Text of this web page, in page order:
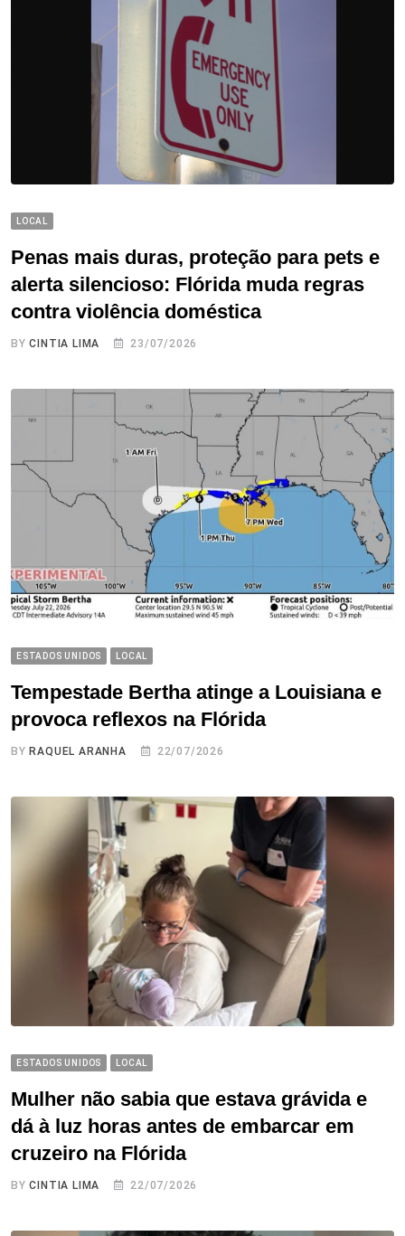
LOCAL
Penas mais duras, proteção para pets e
alerta silencioso: Flórida muda regras
contra violência doméstica
BYCINTIA LIMA 23/07/2026
ESTADOS UNIDOS LOCAL
Tempestade Bertha atinge a Louisiana e
provoca reflexos na Flórida
BYRAQUEL ARANHA 22/07/2026
ESTADOS UNIDOS LOCAL
Mulher não sabia que estava grávida e
dá à luz horas antes de embarcar em
cruzeiro na Flórida
BYCINTIA LIMA 22/07/2026